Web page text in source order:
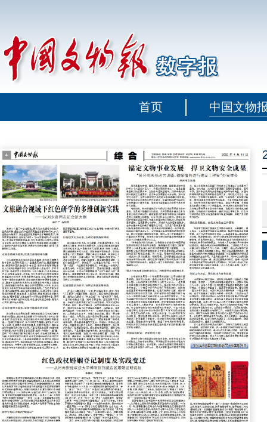
首页 中国文物